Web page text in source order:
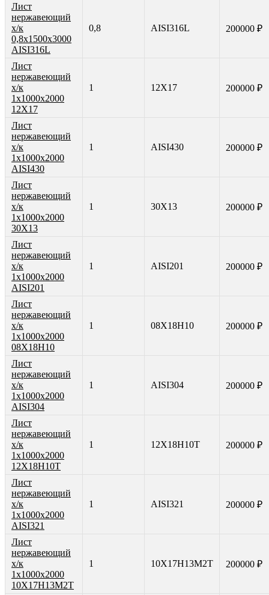
Лист
нержавеющий
х/к
0,8х1500х3000
AISI316L
0,8 AISI316L 200000 ₽
Лист
нержавеющий
х/к
1х1000х2000
12Х17
1 12Х17 200000 ₽
Лист
нержавеющий
х/к
1х1000х2000
AISI430
1 AISI430 200000 ₽
Лист
нержавеющий
х/к
1х1000х2000
30Х13
1 30Х13 200000 ₽
Лист
нержавеющий
х/к
1х1000х2000
AISI201
1 AISI201 200000 ₽
Лист
нержавеющий
х/к
1х1000х2000
08Х18Н10
1 08Х18Н10 200000 ₽
Лист
нержавеющий
х/к
1х1000х2000
AISI304
1 AISI304 200000 ₽
Лист
нержавеющий
х/к
1х1000х2000
12Х18Н10Т
1 12Х18Н10Т 200000 ₽
Лист
нержавеющий
х/к
1х1000х2000
AISI321
1 AISI321 200000 ₽
Лист
нержавеющий
х/к
1х1000х2000
10Х17Н13М2Т
1 10Х17Н13М2Т 200000 ₽